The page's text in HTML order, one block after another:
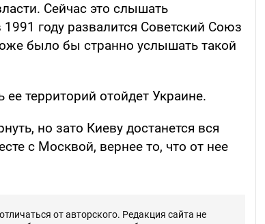
Сейчас это слышать
году развалится Советский Союз
было бы странно услышать такой
ее территорий отойдет Украине.
но зато Киеву достанется вся
с Москвой, вернее то, что от нее
от авторского. Редакция сайта не